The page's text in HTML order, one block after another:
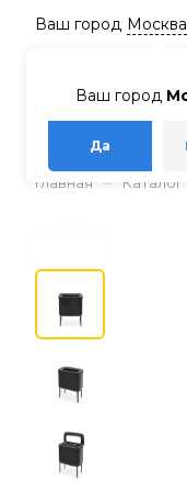
Ваш город
Да
Ваш город Москва
Главная – Каталог